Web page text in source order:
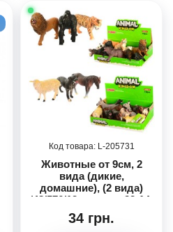
205731
Животные от 9см, 2
вида (дикие,
домашние), (2 вида)
/48/576/12шт в кор.23-14-
7см
34 грн.